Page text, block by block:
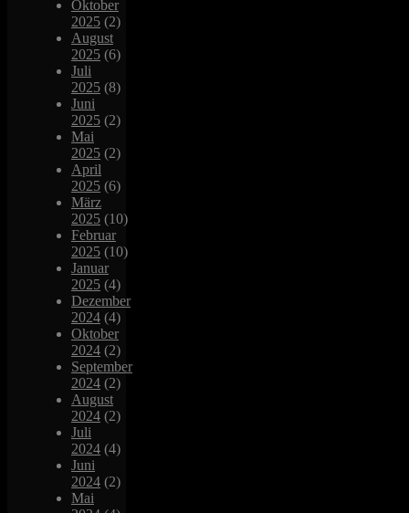
Oktober
2025 (2)
August
2025 (6)
Juli
2025 (8)
Juni
2025 (2)
Mai
2025 (2)
April
2025 (6)
März
2025 (10)
Februar
2025 (10)
Januar
2025 (4)
Dezember
2024 (4)
Oktober
2024 (2)
September
2024 (2)
August
2024 (2)
Juli
2024 (4)
Juni
2024 (2)
Mai